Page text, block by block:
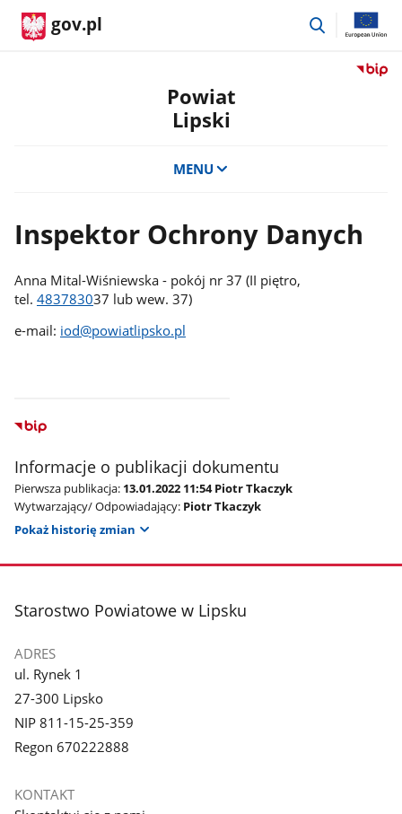
gov.pl
przejdź
Przejdź
Powiat
Lipski
MENU
Inspektor Ochrony Danych
Anna Mital-Wiśniewska - pokój nr 37 (II piętro,
tel. 483783037 lub wew. 37)
e-mail: iod@powiatlipsko.pl
Informacje o publikacji dokumentu
Pierwsza publikacja: 13.01.2022 11:54 Piotr Tkaczyk
Wytwarzający/ Odpowiadający: Piotr Tkaczyk
Pokaż historię zmian
stopka
Starostwo Powiatowe w Lipsku
ADRES
ul. Rynek 1
27-300 Lipsko
NIP 811-15-25-359
Regon 670222888
KONTAKT